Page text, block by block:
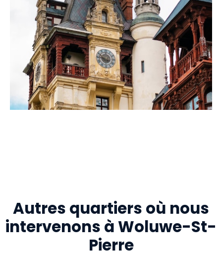
Autres quartiers où nous
intervenons à Woluwe-St-
Pierre